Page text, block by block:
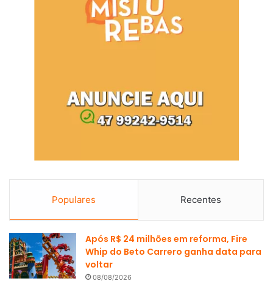
Populares Recentes
Após R$ 24 milhões em reforma, Fire
Whip do Beto Carrero ganha data para
voltar
08/08/2026